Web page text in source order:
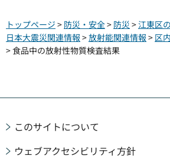
トップページ > 防災・安全> 防災 >江東区
日本大震災関連情報 >放射能関連情報 > 区
> 食品中の放射性物質検査結果
このサイトについて
ウェブアクセシビリティ方針